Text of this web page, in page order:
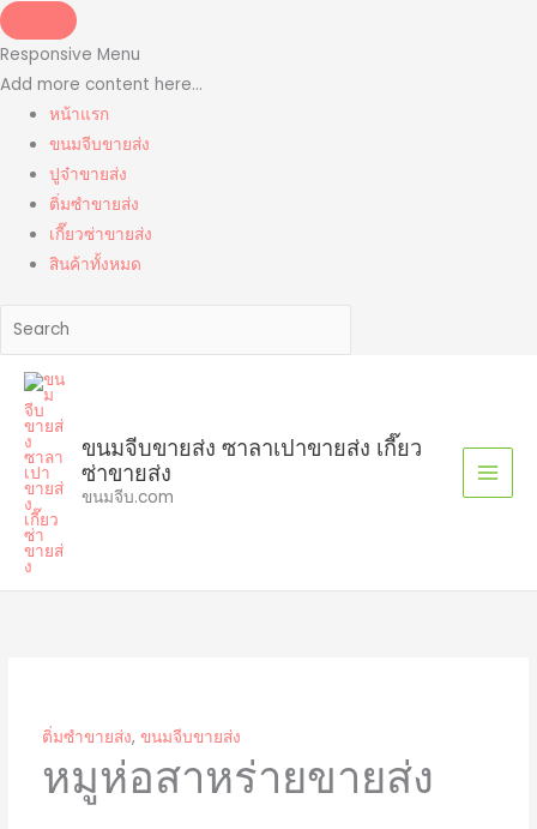
Responsive Menu
Add more content here...
หน้าแรก
ขนมจีบขายส่ง
ปูจ๋าขายส่ง
ติ่มซำขายส่ง
เกี๊ยวซ่าขายส่ง
สินค้าทั้งหมด
Skip
to
content
ขนมจีบขายส่ง ซาลาเปาขายส่ง เกี๊ยว
ซ่าขายส่ง
ขนมจีบ.com
ติ่มซำขายส่ง, ขนมจีบขายส่ง
หมูห่อสาหร่ายขายส่ง